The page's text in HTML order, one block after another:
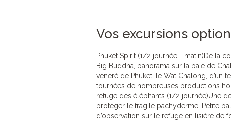
Vos excursions
Phuket Spirit (1/2 journée - matin)De la
Big Buddha, panorama sur la baie de
vénéré de Phuket, le Wat Chalong, d’un
tournées de nombreuses productions
refuge des éléphants (1/2 journée)Une
protéger le fragile pachyderme. Petite
d’observation sur le refuge en lisière